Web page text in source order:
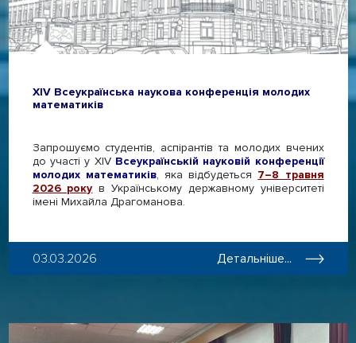
XІV Всеукраїнська наукова конференція молодих
математиків
Запрошуємо студентів, аспірантів та молодих вчених
до участі у XIV Всеукраїнській науковій конференції
молодих математиків, яка відбудеться 7–8 травня
2026 року в Українському державному університеті
імені Михайла Драгоманова.
03.03.2026 Детальніше...